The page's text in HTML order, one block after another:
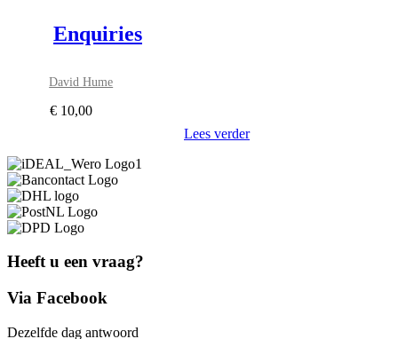
Enquiries
David Hume
€ 10,00
Lees verder
Heeft u een vraag?
Via Facebook
Dezelfde dag antwoord